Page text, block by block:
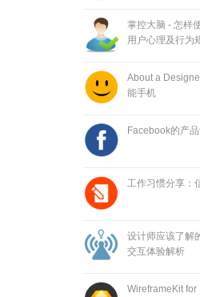
掌控大脑 - 怎样
用户心理及行为
About a
能手机
Facebook的产
工作习惯分享：
设计师应该了解
交互体验解析
WireframeKit for